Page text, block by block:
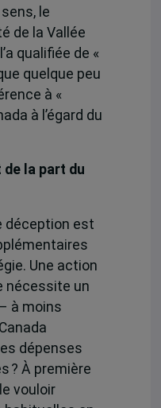
le
de la Vallée
qualifiée de «
quelque peu
à «
à l’égard du
de la part du
déception est
Une action
nécessite un
à moins
dépenses
? À première
vouloir